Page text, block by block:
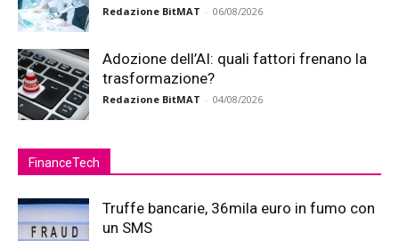
Redazione BitMAT - 06/08/2026
Adozione dell’AI: quali fattori frenano la
trasformazione?
Redazione BitMAT - 04/08/2026
FinanceTech
Truffe bancarie, 36mila euro in fumo con
un SMS